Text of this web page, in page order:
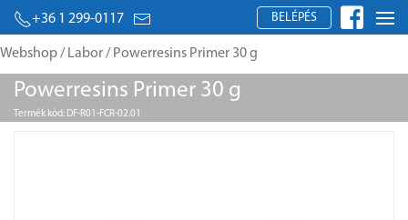
+36 1 299-0117 BELÉPÉS
Webshop/ Labor/ Powerresins Primer 30 g
Powerresins Primer 30 g
Termék kód: DF-R01-FCR-02.01